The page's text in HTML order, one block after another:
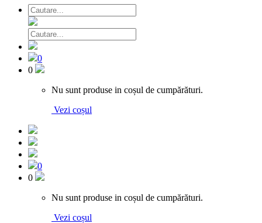
0
0
Nu sunt produse in coșul de cumpărături.
Vezi coșul
0
0
Nu sunt produse in coșul de cumpărături.
Vezi coșul